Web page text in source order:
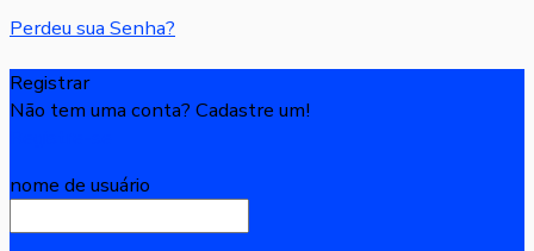
Perdeu sua Senha?
Registrar
Não tem uma conta? Cadastre um!
nome de usuário